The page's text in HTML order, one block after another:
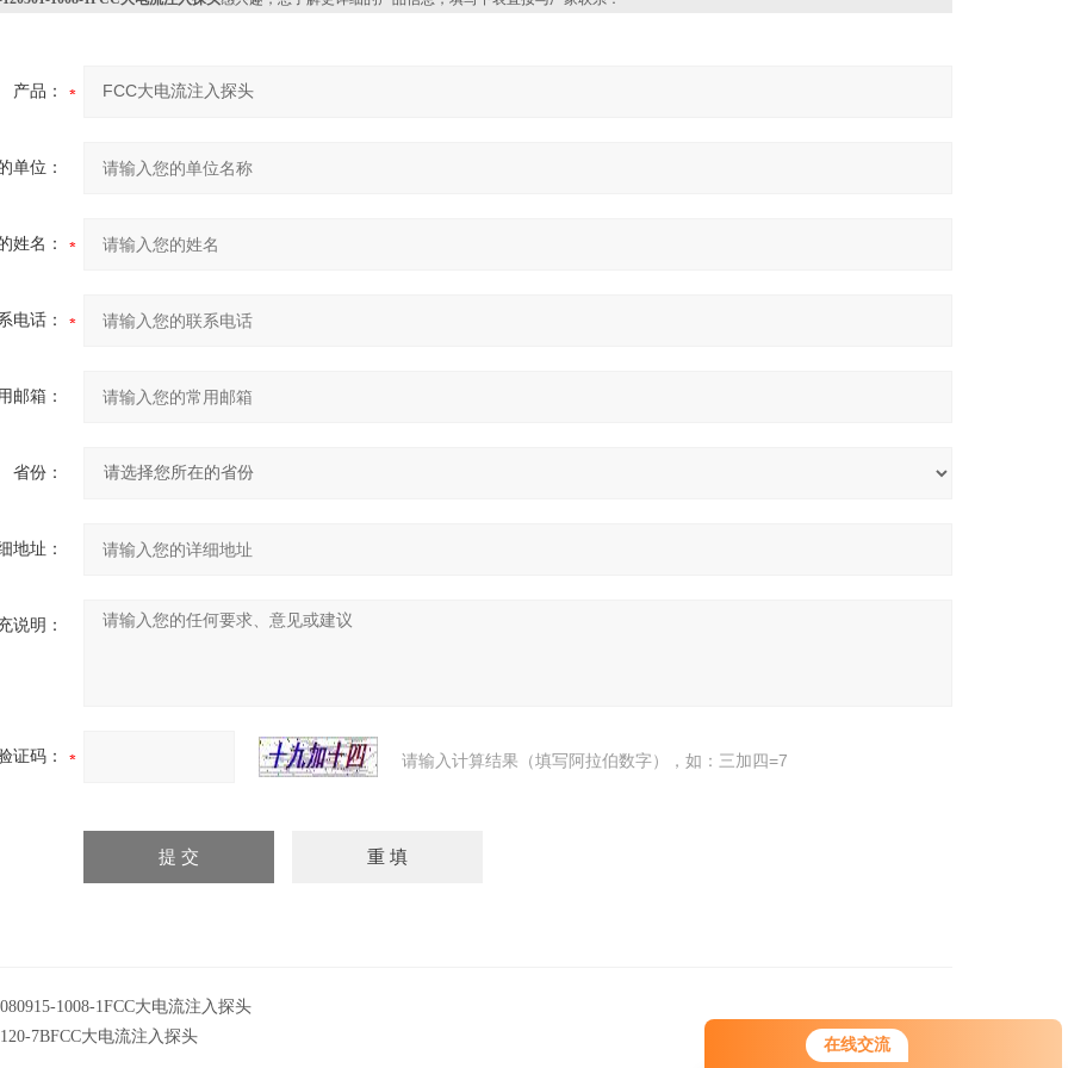
在线交流
产品：
单位：
姓名：
电话：
邮箱：
省份：
地址：
说明：
证码： 请输入计算结果（填写阿拉伯数字），如：三加四=7
1008-1FCC大电流注入探头
7BFCC大电流注入探头